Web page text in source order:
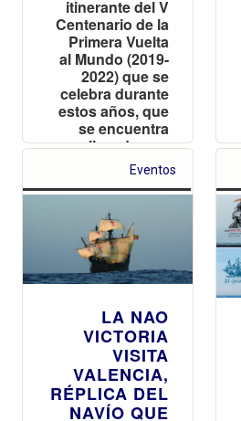
LA NAO
VICTORIA
VISITA
VALENCIA,
RÉPLICA DEL
LOGRÓ LA
PRIMERA
VUELTA AL
MUNDO, LA
HAZAÑA
MARÍTIMA DE
TODOS LOS
TIEMPOS
Abrirá sus